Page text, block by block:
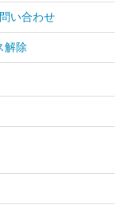
い合わせ
解除